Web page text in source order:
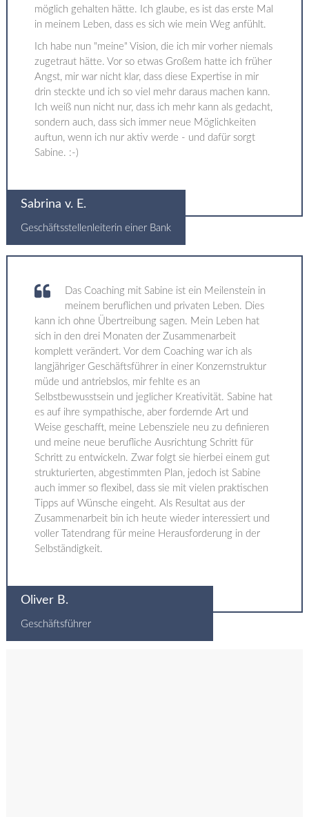
möglich gehalten hätte. Ich glaube, es ist das erste Mal
in meinem Leben, dass es sich wie mein Weg anfühlt.
Ich habe nun "meine" Vision, die ich mir vorher niemals
zugetraut hätte. Vor so etwas Großem hatte ich früher
Angst, mir war nicht klar, dass diese Expertise in mir
drin steckte und ich so viel mehr daraus machen kann.
Ich weiß nun nicht nur, dass ich mehr kann als gedacht,
sondern auch, dass sich immer neue Möglichkeiten
auftun, wenn ich nur aktiv werde - und dafür sorgt
Sabine. :-)
Sabrina v. E.
Geschäftsstellenleiterin einer Bank
Das Coaching mit Sabine ist ein Meilenstein in
meinem beruflichen und privaten Leben. Dies
kann ich ohne Übertreibung sagen. Mein Leben hat
sich in den drei Monaten der Zusammenarbeit
komplett verändert. Vor dem Coaching war ich als
langjähriger Geschäftsführer in einer Konzernstruktur
müde und antriebslos, mir fehlte es an
Selbstbewusstsein und jeglicher Kreativität. Sabine hat
es auf ihre sympathische, aber fordernde Art und
Weise geschafft, meine Lebensziele neu zu definieren
und meine neue berufliche Ausrichtung Schritt für
Schritt zu entwickeln. Zwar folgt sie hierbei einem gut
strukturierten, abgestimmten Plan, jedoch ist Sabine
auch immer so flexibel, dass sie mit vielen praktischen
Tipps auf Wünsche eingeht. Als Resultat aus der
Zusammenarbeit bin ich heute wieder interessiert und
voller Tatendrang für meine Herausforderung in der
Selbständigkeit.
Oliver B.
Geschäftsführer